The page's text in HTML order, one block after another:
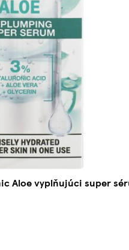
Aloe vyplňujúci super